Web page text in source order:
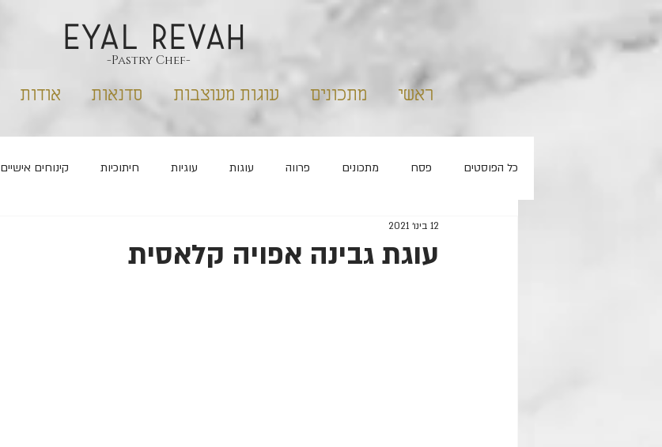
EYAL REVAH
-Pastry Chef-
ראשי מתכונים עוגות מעוצבות סדנאות אודות
כל הפוסטים פסח מתכונים פרווה עוגות עוגיות חיתוכיות קינוחים אישיים
ללא סוכר
עוגת גבינה אפויה קלאסית
12 בינו׳ 2021